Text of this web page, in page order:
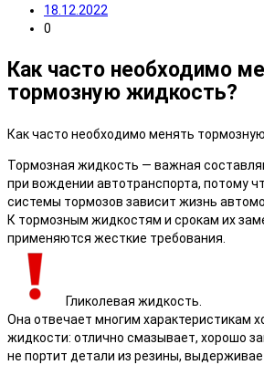
18.12.2022
0
Как часто необходимо
тормозную жидкость?
Как часто необходимо менять
Тормозная жидкость — важная
при вождении автотранспорта, потому
системы тормозов зависит жизнь
К тормозным жидкостям и срокам их
применяются жесткие требования.
Гликолевая жидкость.
Она отвечает многим характеристикам
жидкости: отлично смазывает, хорошо
не портит детали из резины,